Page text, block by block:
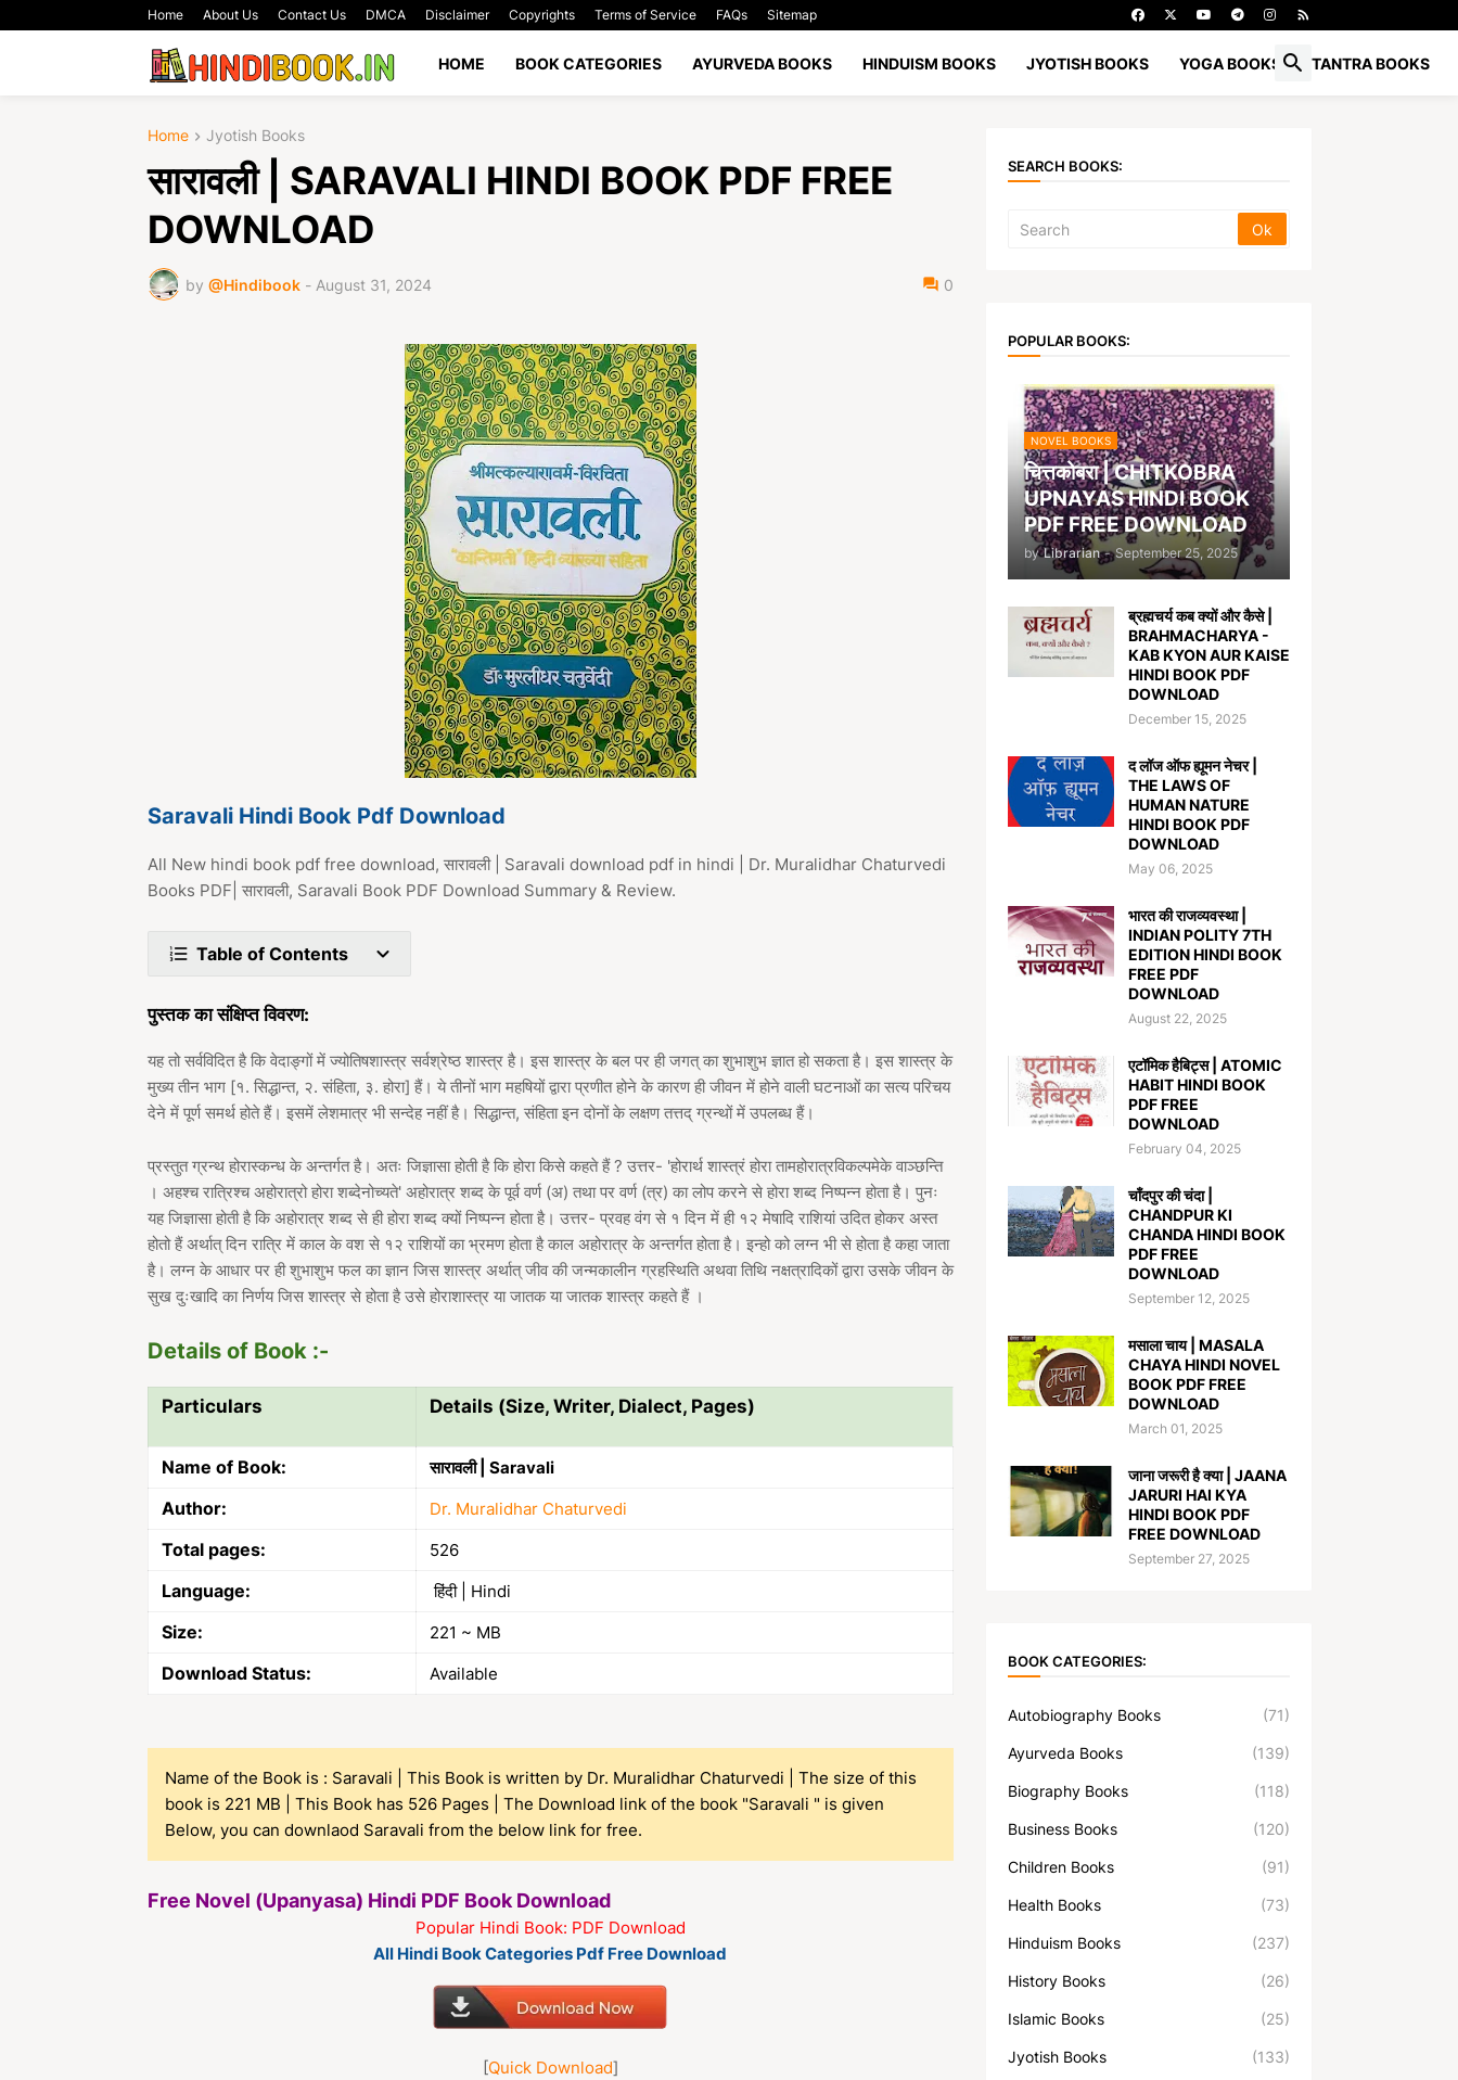
Home About Us Contact Us DMCA Disclaimer Copyrights Terms of Service FAQs Sitemap
HOME BOOK CATEGORIES AYURVEDA BOOKS HINDUISM BOOKS JYOTISH BOOKS YOGA BOOKS TANTRA BOOKS
Home Jyotish Books
सारावली | SARAVALI HINDI BOOK PDF FREE
DOWNLOAD
by @Hindibook - August 31, 2024 0
Saravali Hindi Book Pdf Download
All New hindi book pdf free download, सारावली | Saravali download pdf in hindi | Dr. Muralidhar Chaturvedi
Books PDF| सारावली, Saravali Book PDF Download Summary & Review.
Table of Contents
पुस्तक का संक्षिप्त विवरण:
यह तो सर्वविदित है कि वेदाङ्गों में ज्योतिषशास्त्र सर्वश्रेष्ठ शास्त्र है। इस शास्त्र के बल पर ही जगत् का शुभाशुभ ज्ञात हो सकता है। इस शास्त्र के
मुख्य तीन भाग [१. सिद्धान्त, २. संहिता, ३. होरा] हैं। ये तीनों भाग महषियों द्वारा प्रणीत होने के कारण ही जीवन में होने वाली घटनाओं का सत्य परिचय
देने में पूर्ण समर्थ होते हैं। इसमें लेशमात्र भी सन्देह नहीं है। सिद्धान्त, संहिता इन दोनों के लक्षण तत्तद् ग्रन्थों में उपलब्ध हैं।
प्रस्तुत ग्रन्थ होरास्कन्ध के अन्तर्गत है। अतः जिज्ञासा होती है कि होरा किसे कहते हैं ? उत्तर- 'होरार्थ शास्त्रं होरा तामहोरात्रविकल्पमेके वाञ्छन्ति
। अहश्च रात्रिश्च अहोरात्रो होरा शब्देनोच्यते' अहोरात्र शब्द के पूर्व वर्ण (अ) तथा पर वर्ण (त्र) का लोप करने से होरा शब्द निष्पन्न होता है। पुनः
यह जिज्ञासा होती है कि अहोरात्र शब्द से ही होरा शब्द क्यों निष्पन्न होता है। उत्तर- प्रवह वंग से १ दिन में ही १२ मेषादि राशियां उदित होकर अस्त
होतो हैं अर्थात् दिन रात्रि में काल के वश से १२ राशियों का भ्रमण होता है काल अहोरात्र के अन्तर्गत होता है। इन्हो को लग्न भी से होता है कहा जाता
है। लग्न के आधार पर ही शुभाशुभ फल का ज्ञान जिस शास्त्र अर्थात् जीव की जन्मकालीन ग्रहस्थिति अथवा तिथि नक्षत्रादिकों द्वारा उसके जीवन के
सुख दुःखादि का निर्णय जिस शास्त्र से होता है उसे होराशास्त्र या जातक या जातक शास्त्र कहते हैं ।
Details of Book :-
Particulars Details (Size, Writer, Dialect, Pages)
Name of Book: सारावली | Saravali
Author: Dr. Muralidhar Chaturvedi
Total pages: 526
Language: हिंदी | Hindi
Size: 221 ~ MB
Download Status: Available
Name of the Book is : Saravali | This Book is written by Dr. Muralidhar Chaturvedi | The size of this
book is 221 MB | This Book has 526 Pages | The Download link of the book "Saravali " is given
Below, you can downlaod Saravali from the below link for free.
Free Novel (Upanyasa) Hindi PDF Book Download
Popular Hindi Book: PDF Download
All Hindi Book Categories Pdf Free Download
[Quick Download]
SEARCH BOOKS:
POPULAR BOOKS:
NOVEL BOOKS
चित्तकोबरा | CHITKOBRA
UPNAYAS HINDI BOOK
PDF FREE DOWNLOAD
by Librarian - September 25, 2025
ब्रह्मचर्य कब क्यों और कैसे |
BRAHMACHARYA -
KAB KYON AUR KAISE
HINDI BOOK PDF
DOWNLOAD
December 15, 2025
द लॉज ऑफ ह्यूमन नेचर |
THE LAWS OF
HUMAN NATURE
HINDI BOOK PDF
DOWNLOAD
May 06, 2025
भारत की राजव्यवस्था |
INDIAN POLITY 7TH
EDITION HINDI BOOK
FREE PDF
DOWNLOAD
August 22, 2025
एटॉमिक हैबिट्स | ATOMIC
HABIT HINDI BOOK
PDF FREE
DOWNLOAD
February 04, 2025
चाँदपुर की चंदा |
CHANDPUR KI
CHANDA HINDI BOOK
PDF FREE
DOWNLOAD
September 12, 2025
मसाला चाय | MASALA
CHAYA HINDI NOVEL
BOOK PDF FREE
DOWNLOAD
March 01, 2025
जाना जरूरी है क्या | JAANA
JARURI HAI KYA
HINDI BOOK PDF
FREE DOWNLOAD
September 27, 2025
BOOK CATEGORIES:
Autobiography Books (71)
Ayurveda Books (139)
Biography Books (118)
Business Books (120)
Children Books (91)
Health Books (73)
Hinduism Books (237)
History Books (26)
Islamic Books (25)
Jyotish Books (133)